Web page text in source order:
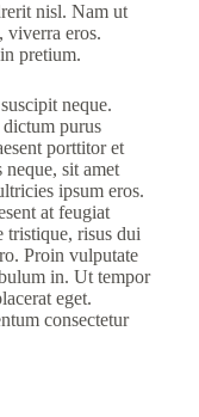
nisl. Nam ut
viverra eros.
pretium.
neque.
purus
porttitor et
sit amet
ipsum eros.
at feugiat
tristique, risus dui
Proin vulputate
in. Ut tempor
eget.
consectetur